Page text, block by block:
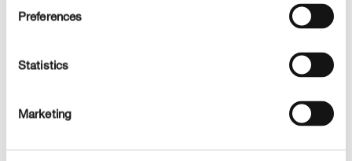
Preferences
Statistics
Marketing